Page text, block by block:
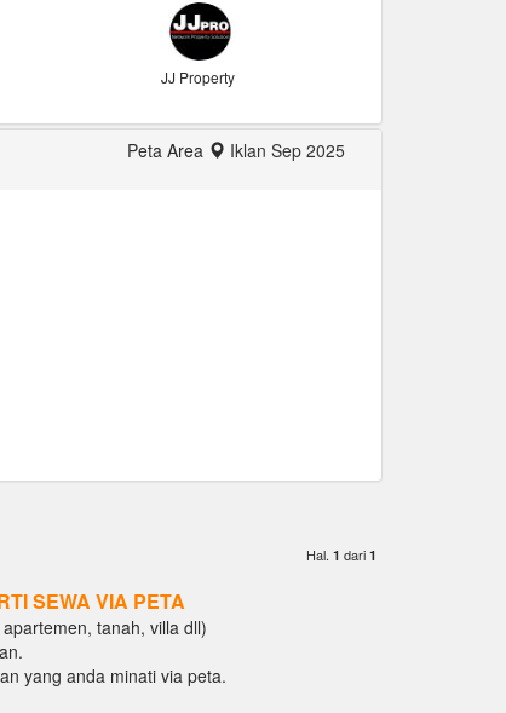
JJ Property
Peta Area Iklan Sep 2025
Hal. 1 dari 1
SEWA VIA PETA
tanah, villa dll)
yang anda minati via peta.